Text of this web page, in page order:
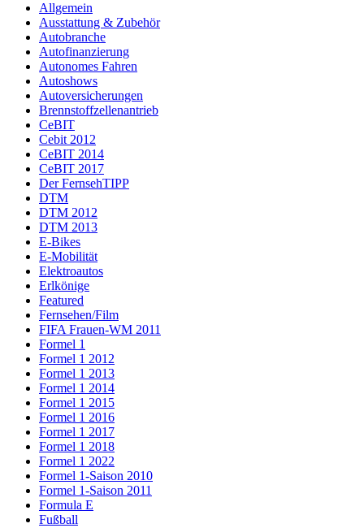
Allgemein
Ausstattung & Zubehör
Autobranche
Autofinanzierung
Autonomes Fahren
Autoshows
Autoversicherungen
Brennstoffzellenantrieb
CeBIT
Cebit 2012
CeBIT 2014
CeBIT 2017
Der FernsehTIPP
DTM
DTM 2012
DTM 2013
E-Bikes
E-Mobilität
Elektroautos
Erlkönige
Featured
Fernsehen/Film
FIFA Frauen-WM 2011
Formel 1
Formel 1 2012
Formel 1 2013
Formel 1 2014
Formel 1 2015
Formel 1 2016
Formel 1 2017
Formel 1 2018
Formel 1 2022
Formel 1-Saison 2010
Formel 1-Saison 2011
Formula E
Fußball